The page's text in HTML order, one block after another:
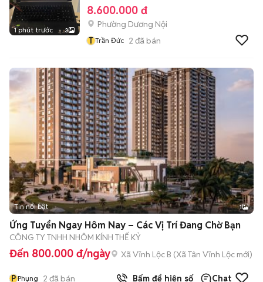
1 phút trước 3
8.600.000 đ
Phường Dương Nội
T Trần Đức 2 đã bán
Tin nổi bật 1
Ứng Tuyển Ngay Hôm Nay – Các Vị Trí Đang Chờ Bạn
CÔNG TY TNHH NHÔM KÍNH THẾ KỶ
Đến 800.000 đ/ngày Xã Vĩnh Lộc B (Xã Tân Vĩnh Lộc mới)
P Phụng 2 đã bán Bấm để hiện số Chat